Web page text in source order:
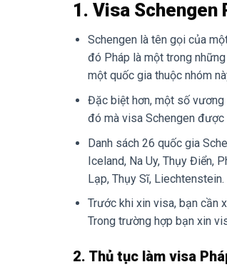
1. Visa Schengen
Schengen là tên gọi của
đó Pháp là một trong
một quốc gia thuộc nhóm
Đặc biệt hơn, một số vương
đó mà visa Schengen được
Danh sách 26 quốc gia
Iceland, Na Uy, Thụy Điển,
Lạp, Thụy Sĩ, Liechtenstein.
Trước khi xin visa, bạn cần
Trong trường hợp bạn xin
2. Thủ tục làm visa